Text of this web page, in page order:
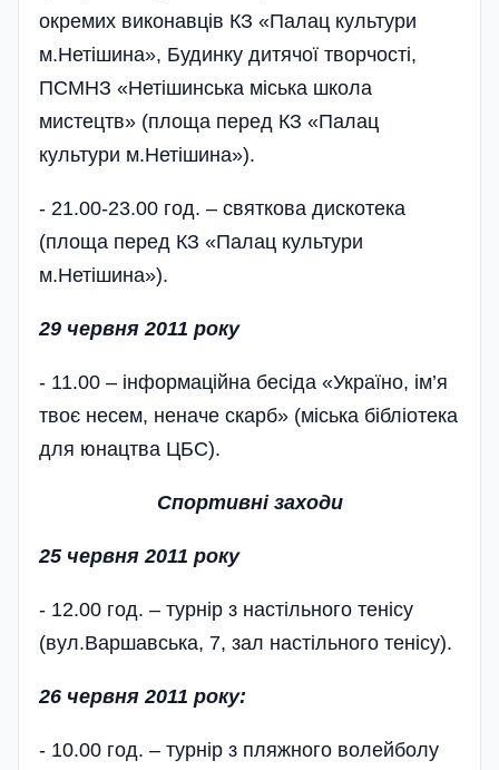
окремих виконавців КЗ «Палац культури
м.Нетішина», Будинку дитячої творчості,
ПСМНЗ «Нетішинська міська школа
мистецтв» (площа перед КЗ «Палац
культури м.Нетішина»).
- 21.00-23.00 год. – святкова дискотека
(площа перед КЗ «Палац культури
м.Нетішина»).
29 червня 2011 року
- 11.00 – інформаційна бесіда «Ук­раїно, ім’я
твоє несем, неначе скарб» (міська бібліотека
для юнацтва ЦБС).
Спортивні заходи
25 червня 2011 року
- 12.00 год. – турнір з настільного тенісу
(вул.Варшавська, 7, зал настільного тенісу).
26 червня 2011 року:
- 10.00 год. – турнір з пляжного волейболу